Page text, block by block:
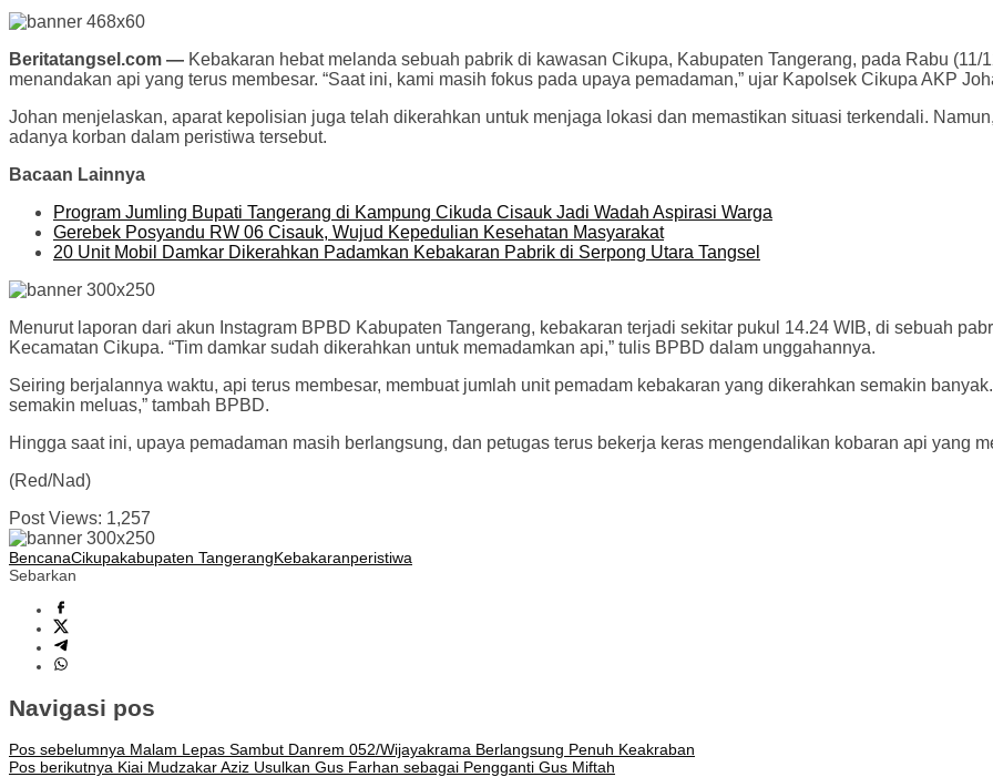
Beritatangsel.com — Kebakaran hebat melanda sebuah pabrik di kawasan Cikupa, Kabupaten Tangerang, pada Rabu
menandakan api yang terus membesar. “Saat ini, kami masih fokus pada upaya pemadaman,” ujar Kapolsek Cikupa AKP
Johan menjelaskan, aparat kepolisian juga telah dikerahkan untuk menjaga lokasi dan memastikan situasi terkendali.
adanya korban dalam peristiwa tersebut.
Bacaan Lainnya
Program Jumling Bupati Tangerang di Kampung Cikuda Cisauk Jadi Wadah Aspirasi Warga
Gerebek Posyandu RW 06 Cisauk, Wujud Kepedulian Kesehatan Masyarakat
20 Unit Mobil Damkar Dikerahkan Padamkan Kebakaran Pabrik di Serpong Utara Tangsel
Menurut laporan dari akun Instagram BPBD Kabupaten Tangerang, kebakaran terjadi sekitar pukul 14.24 WIB, di sebuah
Kecamatan Cikupa. “Tim damkar sudah dikerahkan untuk memadamkan api,” tulis BPBD dalam unggahannya.
Seiring berjalannya waktu, api terus membesar, membuat jumlah unit pemadam kebakaran yang dikerahkan semakin
semakin meluas,” tambah BPBD.
Hingga saat ini, upaya pemadaman masih berlangsung, dan petugas terus bekerja keras mengendalikan kobaran api yang
(Red/Nad)
Post Views: 1,257
BencanaCikupakabupaten TangerangKebakaranperistiwa
Sebarkan
Navigasi pos
Pos sebelumnya Malam Lepas Sambut Danrem 052/Wijayakrama Berlangsung Penuh Keakraban
Pos berikutnya Kiai Mudzakar Aziz Usulkan Gus Farhan sebagai Pengganti Gus Miftah